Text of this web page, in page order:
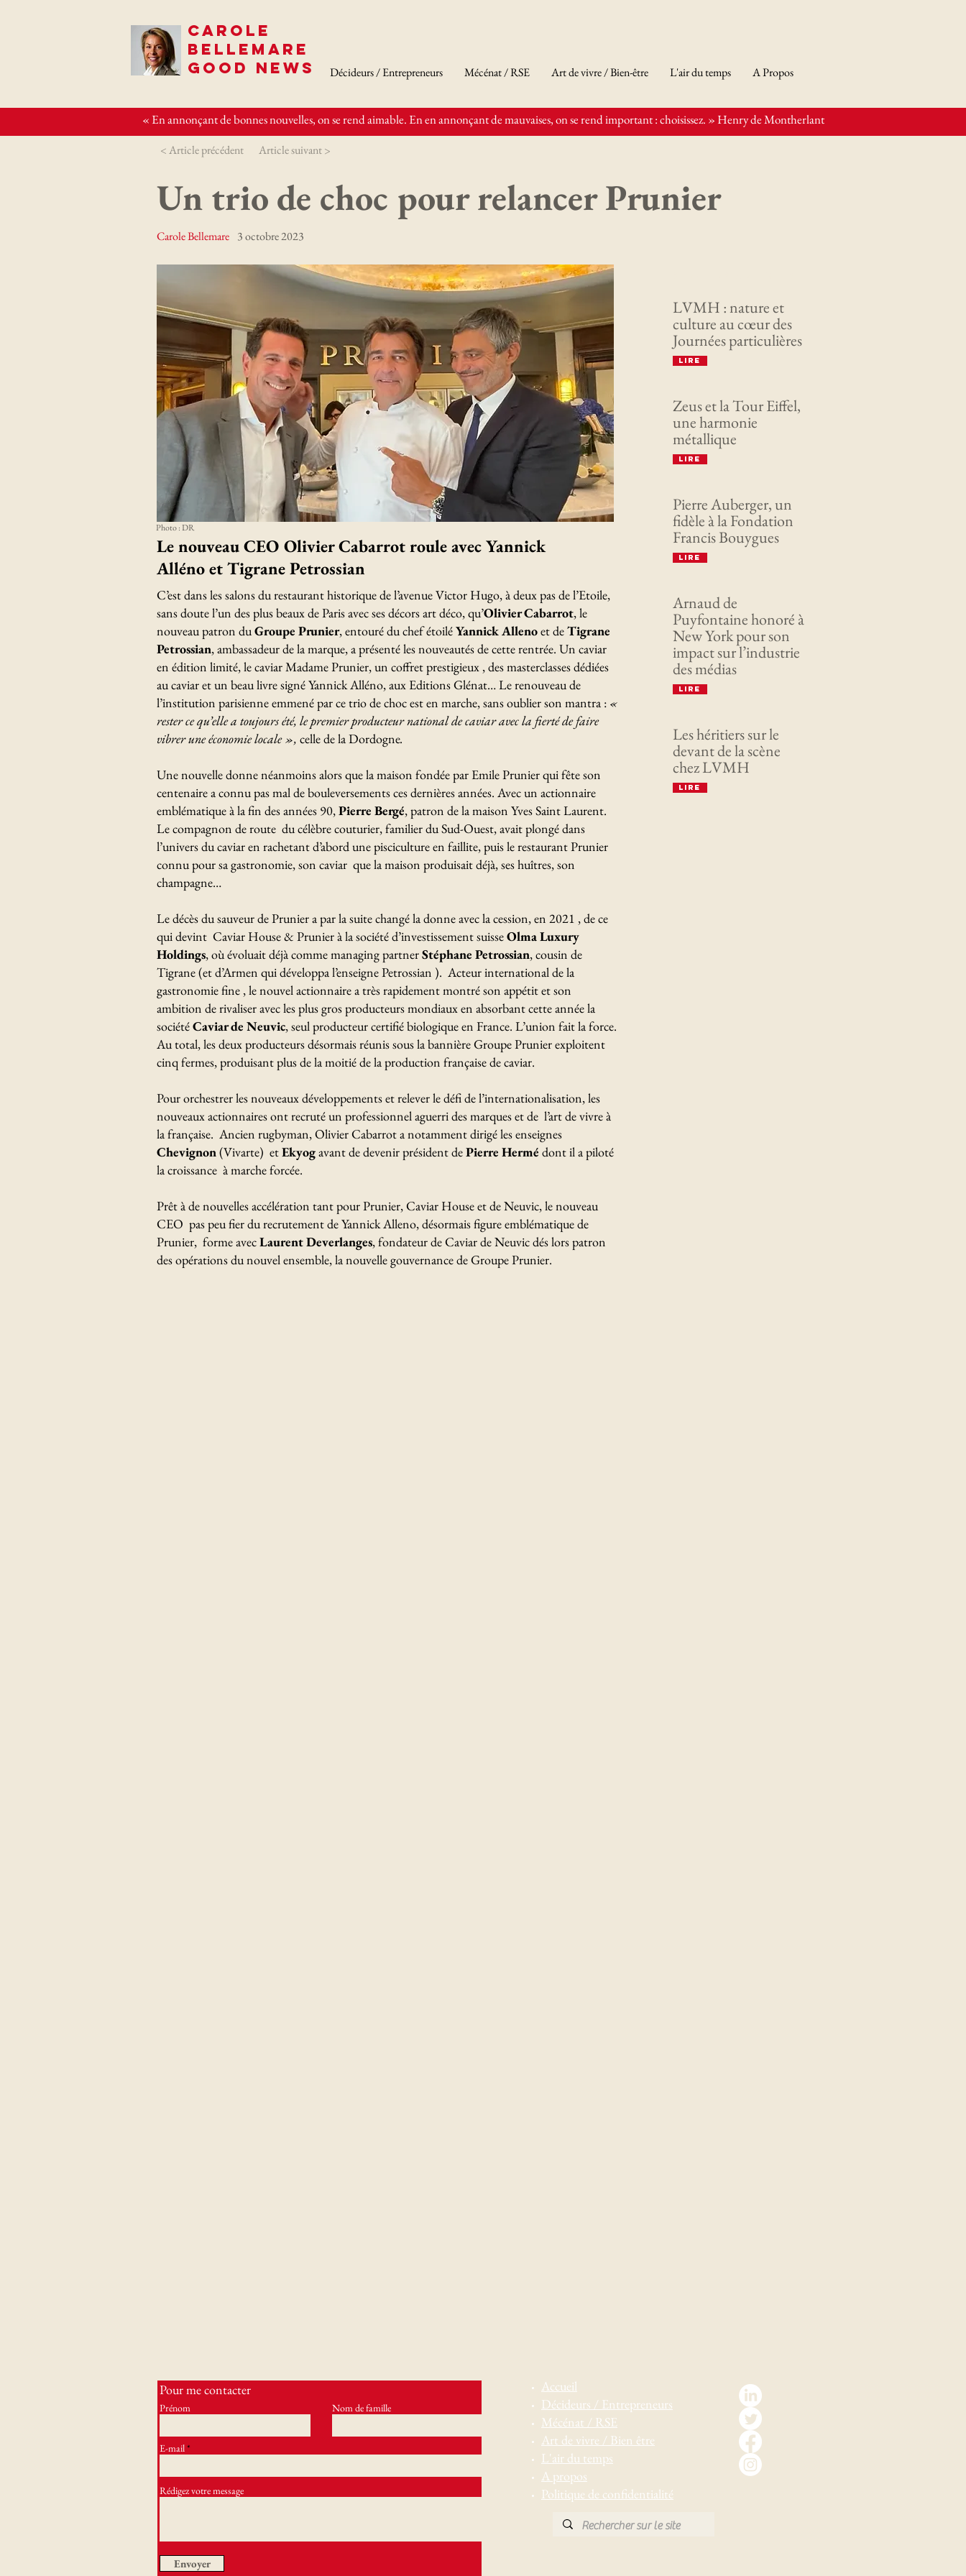
CAROLE
BELLEMARE
GOOD NEWS
Décideurs / Entrepreneurs Mécénat / RSE Art de vivre / Bien-être L'air du temps A Propos
« En annonçant de bonnes nouvelles, on se rend aimable. En en annonçant de mauvaises, on se rend important : choisissez. » Henry de Montherlant
< Article précédent Article suivant >
Un trio de choc pour relancer Prunier
3 octobre 2023
Carole Bellemare
Photo : DR
Le nouveau CEO Olivier Cabarrot roule avec Yannick
Alléno et Tigrane Petrossian
C’est dans les salons du restaurant historique de l’avenue Victor Hugo, à deux pas de l’Etoile,
sans doute l’un des plus beaux de Paris avec ses décors art déco, qu’Olivier Cabarrot, le
nouveau patron duGroupe Prunier, entouré du chef étoiléYannick Allenoet deTigrane
Petrossian, ambassadeur de la marque, a présenté les nouveautés de cette rentrée. Un caviar
en édition limité, le caviar Madame Prunier, un coffret prestigieux , des masterclasses dédiées
au caviar et un beau livre signé Yannick Alléno, aux Editions Glénat… Le renouveau de
l’institution parisienne emmené par ce trio de choc est en marche, sans oublier son mantra : «
rester ce qu’elle a toujours été, le premier producteur national de caviar avec la fierté de faire
vibrer une économie locale », celle de la Dordogne.
Une nouvelle donne néanmoins alors que la maison fondée par Emile Prunier qui fête son
centenaire a connu pas mal de bouleversements ces dernières années. Avec un actionnaire
emblématique à la fin des années 90,Pierre Bergé, patron de la maison Yves Saint Laurent.
Le compagnon de route du célèbre couturier, familier du Sud-Ouest, avait plongé dans
l’univers du caviar en rachetant d’abord une pisciculture en faillite, puis le restaurant Prunier
connu pour sa gastronomie, son caviar que la maison produisait déjà, ses huîtres, son
champagne…
Le décès du sauveur de Prunier a par la suite changé la donne avec la cession, en 2021 , de ce
qui devint Caviar House & Prunier à la société d’investissement suisseOlma Luxury
Holdings, où évoluait déjà comme managing partnerStéphane Petrossian, cousin de
Tigrane (et d’Armen qui développa l’enseigne Petrossian ). Acteur international de la
gastronomie fine , le nouvel actionnaire a très rapidement montré son appétit et son
ambition de rivaliser avec les plus gros producteurs mondiaux en absorbant cette année la
sociétéCaviar de Neuvic, seul producteur certifié biologique en France. L’union fait la force.
Au total, les deux producteurs désormais réunis sous la bannière Groupe Prunier exploitent
cinq fermes, produisant plus de la moitié de la production française de caviar.
Pour orchestrer les nouveaux développements et relever le défi de l’internationalisation, les
nouveaux actionnaires ont recruté un professionnel aguerri des marques et de l’art de vivre à
la française. Ancien rugbyman, Olivier Cabarrot a notamment dirigé les enseignes
Chevignon(Vivarte) etEkyogavant de devenir président dePierre Hermé dont il a piloté
la croissance à marche forcée.
Prêt à de nouvelles accélération tant pour Prunier, Caviar House et de Neuvic, le nouveau
CEO pas peu fier du recrutement de Yannick Alleno, désormais figure emblématique de
Prunier, forme avecLaurent Deverlanges, fondateur de Caviar de Neuvic dés lors patron
des opérations du nouvel ensemble, la nouvelle gouvernance de Groupe Prunier.
LVMH : nature et
culture au cœur des
Journées particulières
Lire
Zeus et la Tour Eiffel,
une harmonie
métallique
Lire
Pierre Auberger, un
fidèle à la Fondation
Francis Bouygues
Lire
Arnaud de
Puyfontaine honoré à
New York pour son
impact sur l’industrie
des médias
Lire
Les héritiers sur le
devant de la scène
chez LVMH
Lire
Pour me contacter
Prénom Nom de famille
E-mail
Rédigez votre message
Envoyer
Accueil
Décideurs / Entrepreneurs
Mécénat / RSE
Art de vivre / Bien être
L'air du temps
A propos
Politique de confidentialité